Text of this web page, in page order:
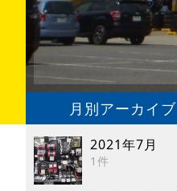
月別アーカイブ
2021年7月
1件